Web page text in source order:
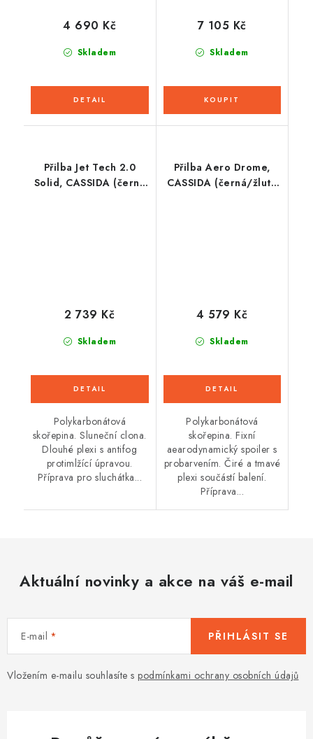
Skladem
4 690 Kč
Skladem
7 105 Kč
Přilba Jet Tech 2.0
Solid, CASSIDA (černá
Skladem
2 739 Kč
Polykarbonátová
skořepina. Sluneční clona.
Dlouhé plexi s antifog
protimlžící úpravou.
Příprava pro sluchátka...
Přilba Aero Drome,
CASSIDA (černá/žlutá
Skladem
4 579 Kč
Polykarbonátová
skořepina. Fixní
aearodynamický spoiler s
probarvením. Čiré a tmavé
plexi součástí balení.
Příprava...
Aktuální novinky a akce na váš e-mail
E-mail
Vložením e-mailu souhlasíte s podmínkami ochrany osobních údajů
PŘIHLÁSIT SE